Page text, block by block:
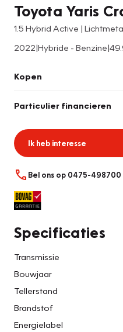
Toyota Yaris
2022|Hybride - Benzine|
Kopen
Particulier financieren
Ik heb interesse
Bel ons op 0475-498700
Specificaties
Transmissie
Bouwjaar
Tellerstand
Brandstof
Energielabel